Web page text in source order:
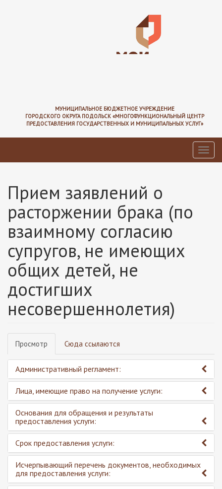
МУНИЦИПАЛЬНОЕ БЮДЖЕТНОЕ УЧРЕЖДЕНИЕ
ГОРОДСКОГО ОКРУГА ПОДОЛЬСК «МНОГОФУНКЦИОНАЛЬНЫЙ ЦЕНТР
ПРЕДОСТАВЛЕНИЯ ГОСУДАРСТВЕННЫХ И МУНИЦИПАЛЬНЫХ УСЛУГ»
Прием заявлений о
расторжении брака (по
взаимному согласию
супругов, не имеющих
общих детей, не
достигших
несовершеннолетия)
Главные
вкладки
Просмотр (активная
вкладка)
Сюда ссылаются
Административный регламент:
Лица, имеющие право на получение услуги:
Основания для обращения и результаты
предоставления услуги:
Срок предоставления услуги:
Исчерпывающий перечень документов, необходимых
для предоставления услуги: